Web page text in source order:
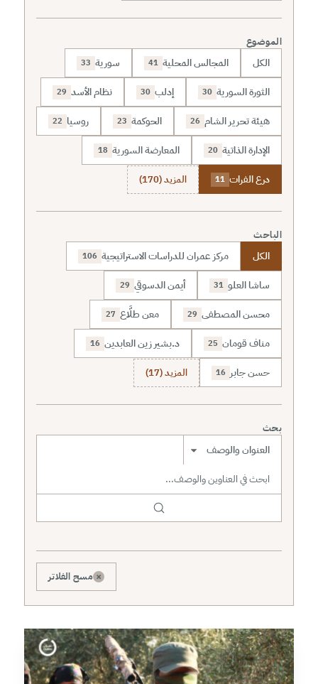
الموضوع
الكل المجالس المحلية 41 سورية 33
الثورة السورية 30 إدلب 30 نظام الأسد 29
هيئة تحرير الشام 26 الحوكمة 23 روسيا 22
الإدارة الذاتية 20 المعارضة السورية 18
درع الفرات 11 المزيد (170)
الباحث
الكل مركز عمران للدراسات الاستراتيجية 106
ساشا العلو 31 أيمن الدسوقي 29
محسن المصطفى 29 معن طلَّاع 27
مناف قومان 25 د.بشير زين العابدين 16
حسن جابر 16 المزيد (17)
بحث
نطاق البحث
× مسح الفلاتر